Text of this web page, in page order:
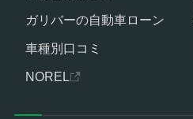
ガリバーの自動車ローン
車種別口コミ
NOREL